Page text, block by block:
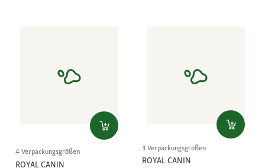
4 Verpackungsgrößen
ROYAL CANIN
3 Verpackungsgrößen
ROYAL CANIN